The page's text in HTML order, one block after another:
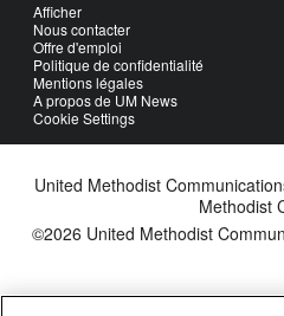
Afficher
Nous contacter
Offre d'emploi
Politique de confidentialité
Mentions légales
A propos de UM News
Cookie Settings
United Methodist
Methodist
©2026 United Methodist